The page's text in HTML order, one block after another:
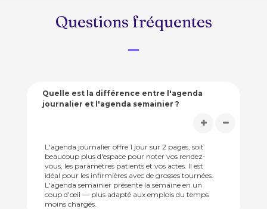
Questions fréquentes
Quelle est la différence entre l'agenda
journalier et l'agenda semainier ?
L'agenda journalier offre 1 jour sur 2 pages, soit
beaucoup plus d'espace pour noter vos rendez-
vous, les paramètres patients et vos actes. Il est
idéal pour les infirmières avec de grosses tournées.
L'agenda semainier présente la semaine en un
coup d'œil — plus adapté aux emplois du temps
moins chargés.